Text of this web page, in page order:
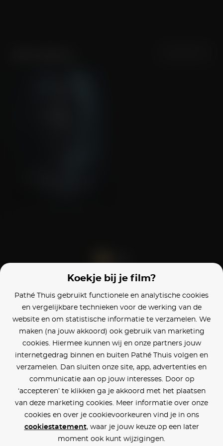
Koekje bij je film?
Pathé Thuis gebruikt functionele en analytische cookies
en vergelijkbare technieken voor de werking van de
website en om statistische informatie te verzamelen. We
maken (na jouw akkoord) ook gebruik van marketing
cookies. Hiermee kunnen wij en onze partners jouw
internetgedrag binnen en buiten Pathé Thuis volgen en
verzamelen. Dan sluiten onze site, app, advertenties en
communicatie aan op jouw interesses. Door op
‘accepteren’ te klikken ga je akkoord met het plaatsen
van deze marketing cookies. Meer informatie over onze
cookies en over je cookievoorkeuren vind je in ons
cookiestatement, waar je jouw keuze op een later
moment ook kunt wijzigingen.
Klantenservice
Betaalinstellingen
Cookie voorkeuren
Over Pathé Thuis
Bioscopen
CVD